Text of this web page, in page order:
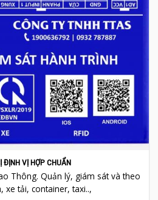
ĐỊNH VỊ HỢP CHUẨN
Thông. Quản lý, giám sát và theo